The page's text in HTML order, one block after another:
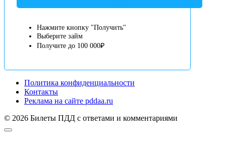
Нажмите кнопку "Получить"
Выберите займ
Получите до 100 000₽
Политика конфиденциальности
Контакты
Реклама на сайте pddaa.ru
© 2026 Билеты ПДД с ответами и комментариями